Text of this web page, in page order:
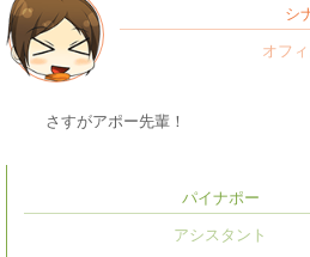
シ
さすがアポー先輩！
パイナポー